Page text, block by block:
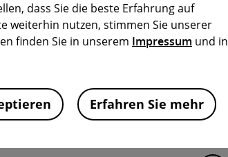
dass Sie die beste Erfahrung auf
weiterhin nutzen, stimmen Sie unserer
finden Sie in unserem Impressum und in
Erfahren Sie mehr